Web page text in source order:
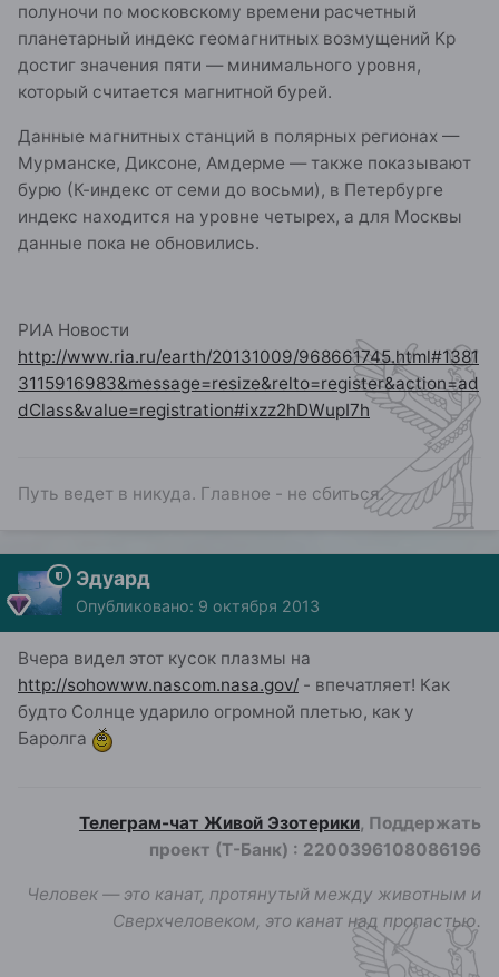
полуночи по московскому времени расчетный
планетарный индекс геомагнитных возмущений Kp
достиг значения пяти — минимального уровня,
который считается магнитной бурей.
Данные магнитных станций в полярных регионах —
Мурманске, Диксоне, Амдерме — также показывают
бурю (К-индекс от семи до восьми), в Петербурге
индекс находится на уровне четырех, а для Москвы
данные пока не обновились.
РИА Новости
http://www.ria.ru/earth/20131009/968661745.html#1381
3115916983&message=resize&relto=register&action=ad
dClass&value=registration#ixzz2hDWupI7h
Путь ведет в никуда. Главное - не сбиться.
Эдуард
Опубликовано: 9 октября 2013
Вчера видел этот кусок плазмы на
http://sohowww.nascom.nasa.gov/ - впечатляет! Как
будто Солнце ударило огромной плетью, как у
Баролга
Телеграм-чат Живой Эзотерики, Поддержать
проект (Т-Банк) : 2200396108086196
Человек — это канат, протянутый между животным и
Сверхчеловеком, это канат над пропастью.